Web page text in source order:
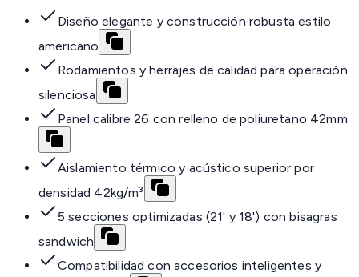
Diseño elegante y construcción robusta estilo
americano
Rodamientos y herrajes de calidad para operación
silenciosa
Panel calibre 26 con relleno de poliuretano 42mm
Aislamiento térmico y acústico superior por
densidad 42kg/m³
5 secciones optimizadas (21' y 18') con bisagras
sandwich
Compatibilidad con accesorios inteligentes y